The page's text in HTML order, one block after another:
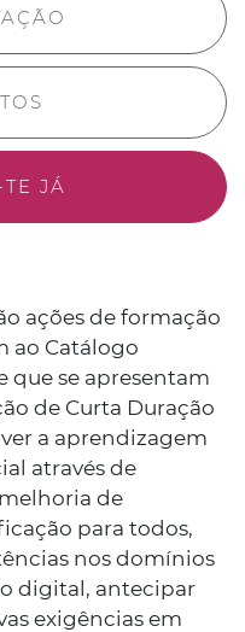
ações de formação
ao Catálogo
que se apresentam
de Curta Duração
a aprendizagem
através de
de
para todos,
nos domínios
digital, antecipar
exigências em
JÁ